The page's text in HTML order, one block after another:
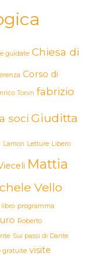
guidate Chiesa di
Corso di
Tonin fabrizio
soci Giuditta
Lamon Letture Libero
Mattia
Vello
libro programma
Roberto
Sui passi di Dante
gratuite visite